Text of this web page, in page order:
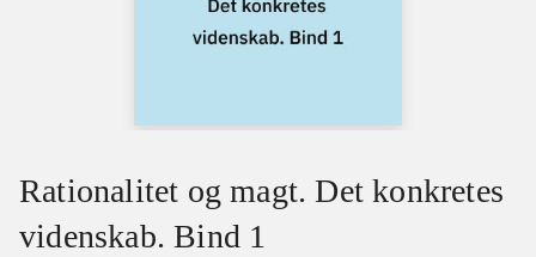
Rationalitet og magt. Det konkretes
videnskab. Bind 1